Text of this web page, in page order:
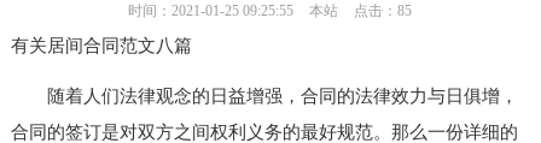
时间：2021-01-25 09:25:55 本站 点击：85
有关居间合同范文八篇
随着人们法律观念的日益增强，合同的法律效力与日俱增，
合同的签订是对双方之间权利义务的最好规范。那么一份详细的